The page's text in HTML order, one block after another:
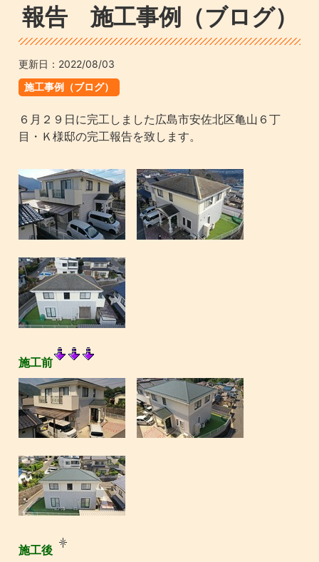
報告 施工事例（ブログ）
更新日： 2022/08/03
施工事例（ブログ）
６月２９日に完工しました広島市安佐北区亀山６丁
目・Ｋ様邸の完工報告を致します。
施工前
施工後